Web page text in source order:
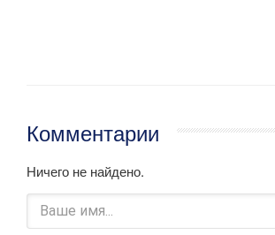
Комментарии
Ничего не найдено.